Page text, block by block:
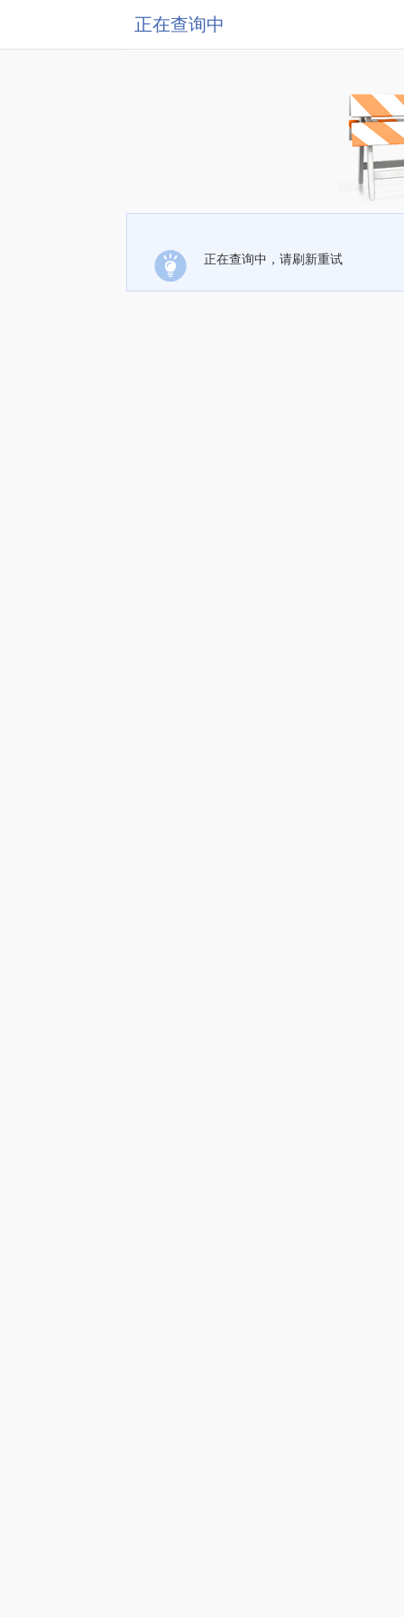
正在查询中
正在查询中，请刷新重试